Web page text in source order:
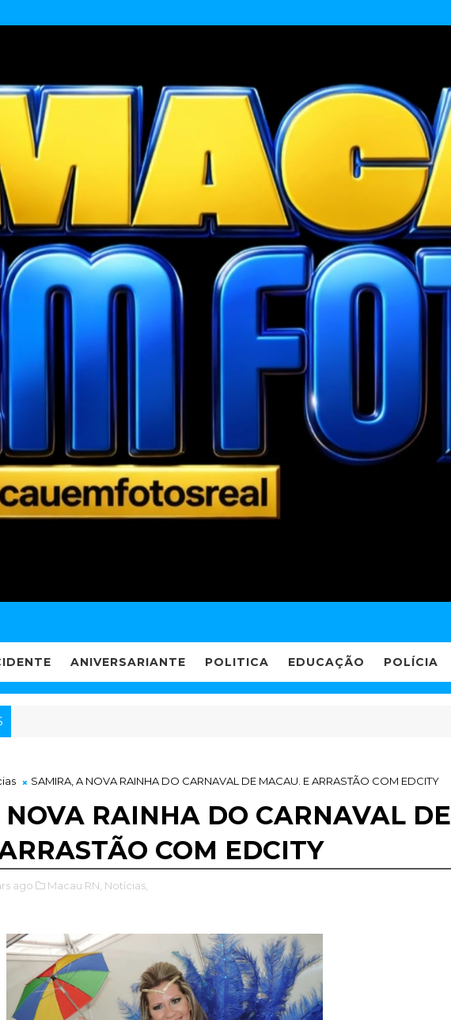
ANIVERSARIANTE POLITICA EDUCAÇÃO POLÍCIA
SAMIRA, A NOVA RAINHA DO CARNAVAL DE MACAU. E ARRASTÃO COM EDCITY
RAINHA DO CARNAVAL DE
COM EDCITY
ago Macau RN, Notícias,